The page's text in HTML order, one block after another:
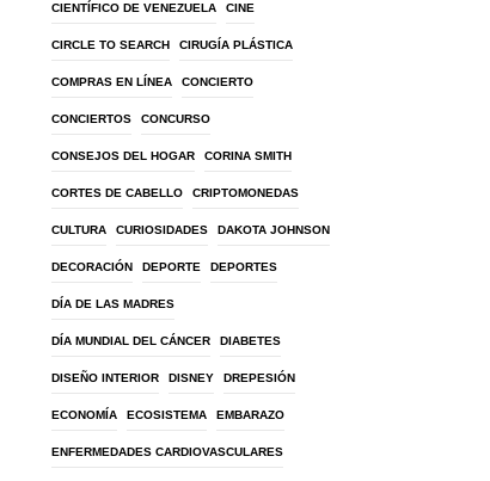
CIENTÍFICO DE VENEZUELA CINE
CIRCLE TO SEARCH CIRUGÍA PLÁSTICA
COMPRAS EN LÍNEA CONCIERTO
CONCIERTOS CONCURSO
CONSEJOS DEL HOGAR CORINA SMITH
CORTES DE CABELLO CRIPTOMONEDAS
CULTURA CURIOSIDADES DAKOTA JOHNSON
DECORACIÓN DEPORTE DEPORTES
DÍA DE LAS MADRES
DÍA MUNDIAL DEL CÁNCER DIABETES
DISEÑO INTERIOR DISNEY DREPESIÓN
ECONOMÍA ECOSISTEMA EMBARAZO
ENFERMEDADES CARDIOVASCULARES